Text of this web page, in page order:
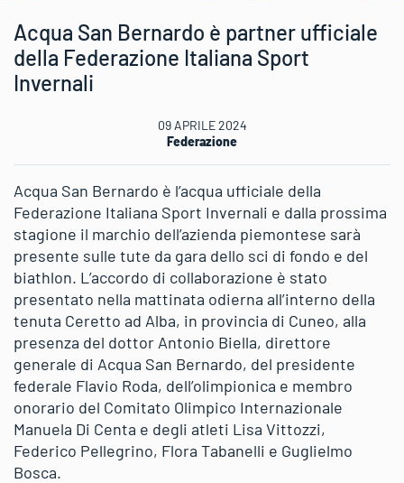
Acqua San Bernardo è partner ufficiale
della Federazione Italiana Sport
Invernali
09 APRILE 2024
Federazione
Acqua San Bernardo è l’acqua ufficiale della
Federazione Italiana Sport Invernali e dalla prossima
stagione il marchio dell’azienda piemontese sarà
presente sulle tute da gara dello sci di fondo e del
biathlon. L’accordo di collaborazione è stato
presentato nella mattinata odierna all’interno della
tenuta Ceretto ad Alba, in provincia di Cuneo, alla
presenza del dottor Antonio Biella, direttore
generale di Acqua San Bernardo, del presidente
federale Flavio Roda, dell’olimpionica e membro
onorario del Comitato Olimpico Internazionale
Manuela Di Centa e degli atleti Lisa Vittozzi,
Federico Pellegrino, Flora Tabanelli e Guglielmo
Bosca.